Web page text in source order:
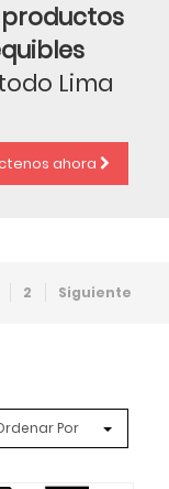
Lima
ahora
2 Siguiente
Por